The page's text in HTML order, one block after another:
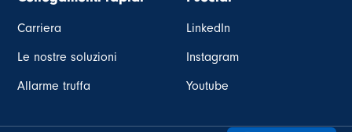
Carriera
Le nostre soluzioni
Allarme truffa
LinkedIn
Instagram
Youtube